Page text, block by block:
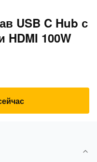
USB C Hub с
HDMI 100W